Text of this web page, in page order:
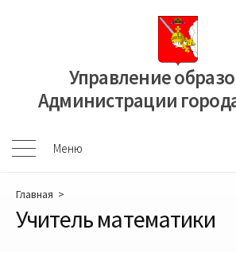
Управление
Администрации
Меню
Меню
Главная >
Учитель математики